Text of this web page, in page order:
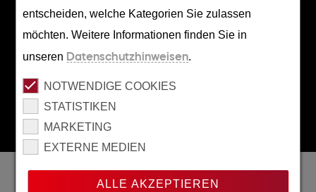
0228/96395820
Wir sind ausgezeichnet
entscheiden, welche Kategorien Sie zulassen
möchten. Weitere Informationen finden Sie in
unseren Datenschutzhinweisen.
NOTWENDIGE COOKIES
STATISTIKEN
MARKETING
EXTERNE MEDIEN
ALLE AKZEPTIEREN